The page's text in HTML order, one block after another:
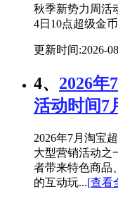
秋季新势力周活
4日10点超级金
更新时间:2026-
4、 2026年
活动时间7
2026年7月淘宝
大型营销活动之
者带来特色商品
的互动玩...[查看